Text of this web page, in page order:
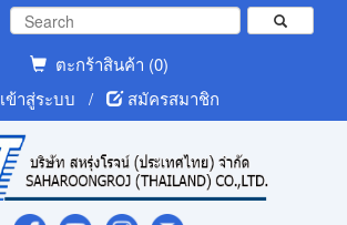
ตะกร้าสินค้า (0)
เข้าสู่ระบบ
/ สมัครสมาชิก